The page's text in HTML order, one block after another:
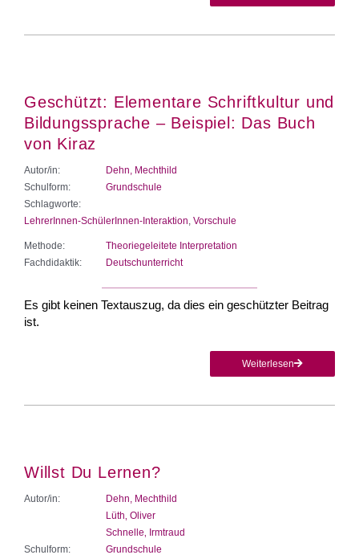
Geschützt: Elementare Schriftkultur und
Bildungssprache – Beispiel: Das Buch
von Kiraz
Autor/in:
Dehn, Mechthild
Schulform:
Grundschule
Schlagworte:
LehrerInnen-SchülerInnen-Interaktion Vorschule
Methode:
Theoriegeleitete Interpretation
Fachdidaktik:
Deutschunterricht
Es gibt keinen Textauszug, da dies ein geschützter Beitrag
ist.
Weiterlesen
Willst Du Lernen?
Autor/in:
Dehn, Mechthild
Lüth‚ Oliver
Schnelle‚ Irmtraud
Schulform:
Grundschule